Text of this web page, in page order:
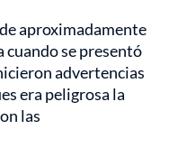
aproximadamente
cuando se presentó
advertencias
era peligrosa la
las